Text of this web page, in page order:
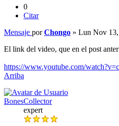
0
Citar
Mensaje porChongo » Lun Nov
El link del video, que en el post
https://www.youtube.com/
Arriba
BonesCollector
expert